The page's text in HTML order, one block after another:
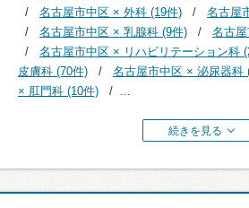
名古屋市中区 × 外科 (19件)
名古屋
名古屋市中区 × 乳腺科 (9件)
名古
名古屋市中区 × リハビリテーション科
皮膚科 (70件)
名古屋市中区 × 泌尿器科
× 肛門科 (10件)
続きを見る